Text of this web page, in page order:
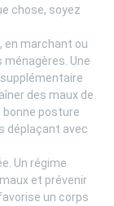
chose, soyez
en marchant ou
Une
des maux de
posture
déplaçant avec
Un régime
et prévenir
un corps